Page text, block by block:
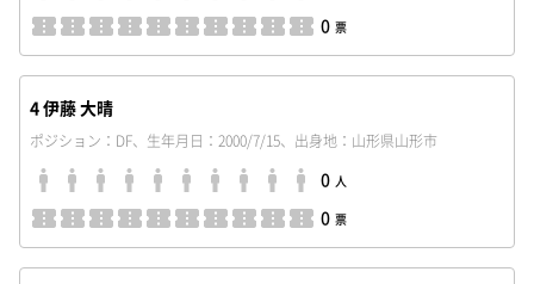
0 票
4 伊藤 大晴
ポジション：DF、生年月日：2000/7/15、出身地：山形県山形市
0 人
0 票